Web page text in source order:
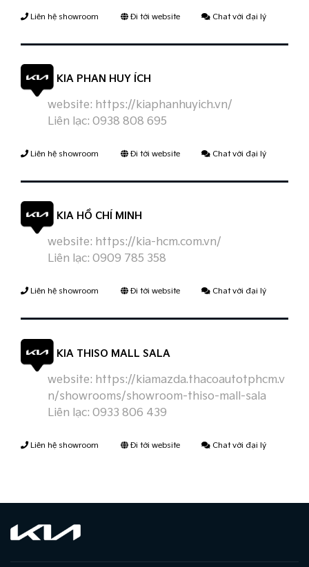
Liên hệ showroom Đi tới website Chat với đại lý
KIA PHAN HUY ÍCH
website: https://kiaphanhuyich.vn/
Liên lạc: 0938 808 695
Liên hệ showroom Đi tới website Chat với đại lý
KIA HỒ CHÍ MINH
website: https://kia-hcm.com.vn/
Liên lạc: 0909 785 358
Liên hệ showroom Đi tới website Chat với đại lý
KIA THISO MALL SALA
website: https://kiamazda.thacoautotphcm.v
n/showrooms/showroom-thiso-mall-sala
Liên lạc: 0933 806 439
Liên hệ showroom Đi tới website Chat với đại lý